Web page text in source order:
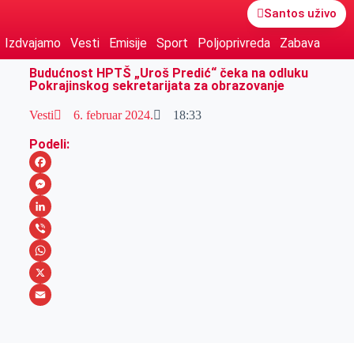
Santos uživo
Izdvajamo Vesti Emisije Sport Poljoprivreda
Zabava
Budućnost HPTŠ „Uroš Predić“ čeka na odluku
Pokrajinskog sekretarijata za obrazovanje
Vesti 6. februar 2024. 18:33
Podeli:
F
a
c
e
b
o
M
e
s
s
e
L
i
n
k
V
i
b
W
h
X